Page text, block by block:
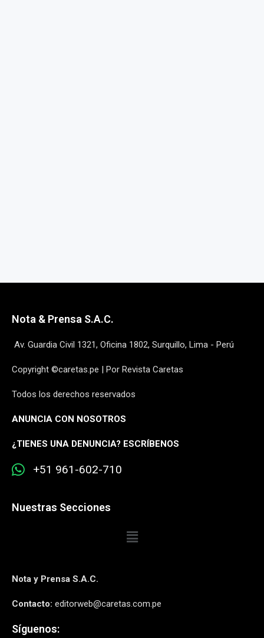
Nota & Prensa S.A.C.
Av. Guardia Civil 1321, Oficina 1802, Surquillo, Lima - Perú
Copyright ©caretas.pe | Por Revista Caretas
Todos los derechos reservados
ANUNCIA CON NOSOTROS
¿TIENES UNA DENUNCIA? ESCRÍBENOS
+51 961-602-710
Nuestras Secciones
Nota y Prensa S.A.C.
Contacto: editorweb@caretas.com.pe
Síguenos: